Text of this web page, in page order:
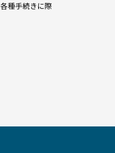
種手続きに際